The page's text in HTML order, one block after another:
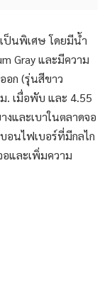
ป็นพิเศษ โดยมีน้ำ
Gray และมีความ
อก (รุ่นสีขาว
. เมื่อพับ และ 4.55
และเบาในตลาดจอ
อนไฟเบอร์ที่มีกลไก
และเพิ่มความ